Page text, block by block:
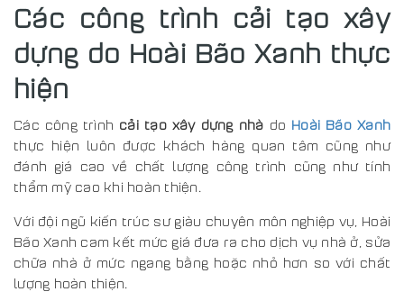
Các công trình cải tạo xây
dựng do Hoài Bão Xanh thực
hiện
Các công trình cải tạo xây dựng nhà do Hoài Bão Xanh
thực hiện luôn được khách hàng quan tâm cũng như
đánh giá cao về chất lượng công trình cũng như tính
thẩm mỹ cao khi hoàn thiện.
Với đội ngũ kiến trúc sư giàu chuyên môn nghiệp vụ, Hoài
Bão Xanh cam kết mức giá đưa ra cho dịch vụ nhà ở, sửa
chữa nhà ở mức ngang bằng hoặc nhỏ hơn so với chất
lượng hoàn thiện.